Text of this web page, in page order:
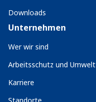
Downloads
Unternehmen
Wer wir sind
Arbeitsschutz und Umwelt
Karriere